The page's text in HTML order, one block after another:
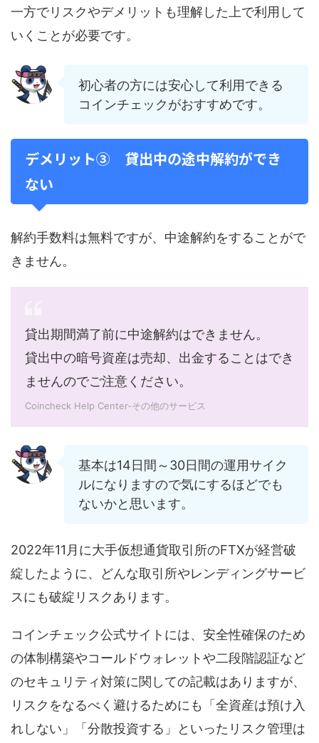
一方でリスクやデメリットも理解した上で利用して
いくことが必要です。
初心者の方には安心して利用できる
コインチェックがおすすめです。
デメリット③ 貸出中の途中解約ができ
ない
解約手数料は無料ですが、中途解約をすることがで
きません。
貸出期間満了前に中途解約はできません。
貸出中の暗号資産は売却、出金することはでき
ませんのでご注意ください。
Coincheck Help Center-その他のサービス
基本は14日間～30日間の運用サイク
ルになりますので気にするほどでも
ないかと思います。
2022年11月に大手仮想通貨取引所のFTXが経営破
綻したように、どんな取引所やレンディングサービ
スにも破綻リスクあります。
コインチェック公式サイトには、安全性確保のため
の体制構築やコールドウォレットや二段階認証など
のセキュリティ対策に関しての記載はありますが、
リスクをなるべく避けるためにも「全資産は預け入
れしない」「分散投資する」といったリスク管理は